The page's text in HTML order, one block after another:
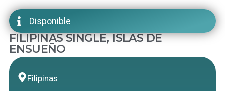
Disponible
FILIPINAS SINGLE, ISLAS DE
ENSUEÑO
Filipinas